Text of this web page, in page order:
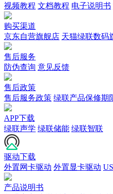
视频教程 文档教程 电子说明书
购买渠道
京东自营旗舰店 天猫绿联数码
售后服务
防伪查询 意见反馈
售后政策
售后服务政策 绿联产品保修期
APP下载
绿联声学 绿联储能 绿联智联
驱动下载
外置网卡驱动 外置显卡驱动
产品说明书